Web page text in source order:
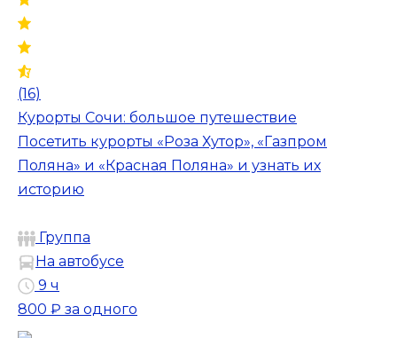
(16)
Курорты Сочи: большое путешествие
Посетить курорты «Роза Хутор», «Газпром
Поляна» и «Красная Поляна» и узнать их
историю
Группа
На автобусе
9 ч
800 ₽ за одного